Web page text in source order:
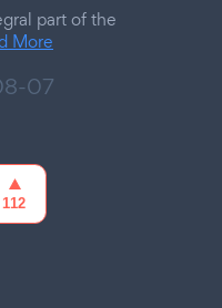
part of the
More
07